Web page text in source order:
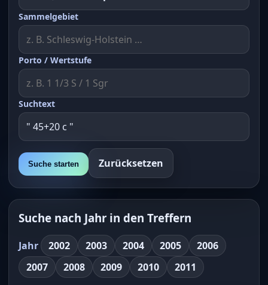
Sammelgebiet
Porto / Wertstufe
Suchtext
Suche starten Zurücksetzen
Suche nach Jahr in den Treffern
Jahr 2002 2003 2004 2005
2006
2007
2008 2009 2010 2011